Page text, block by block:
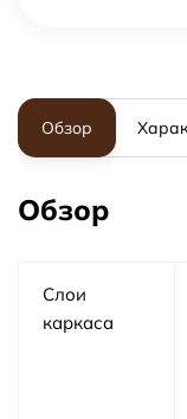
Обзор
Обзор
Слои
каркаса